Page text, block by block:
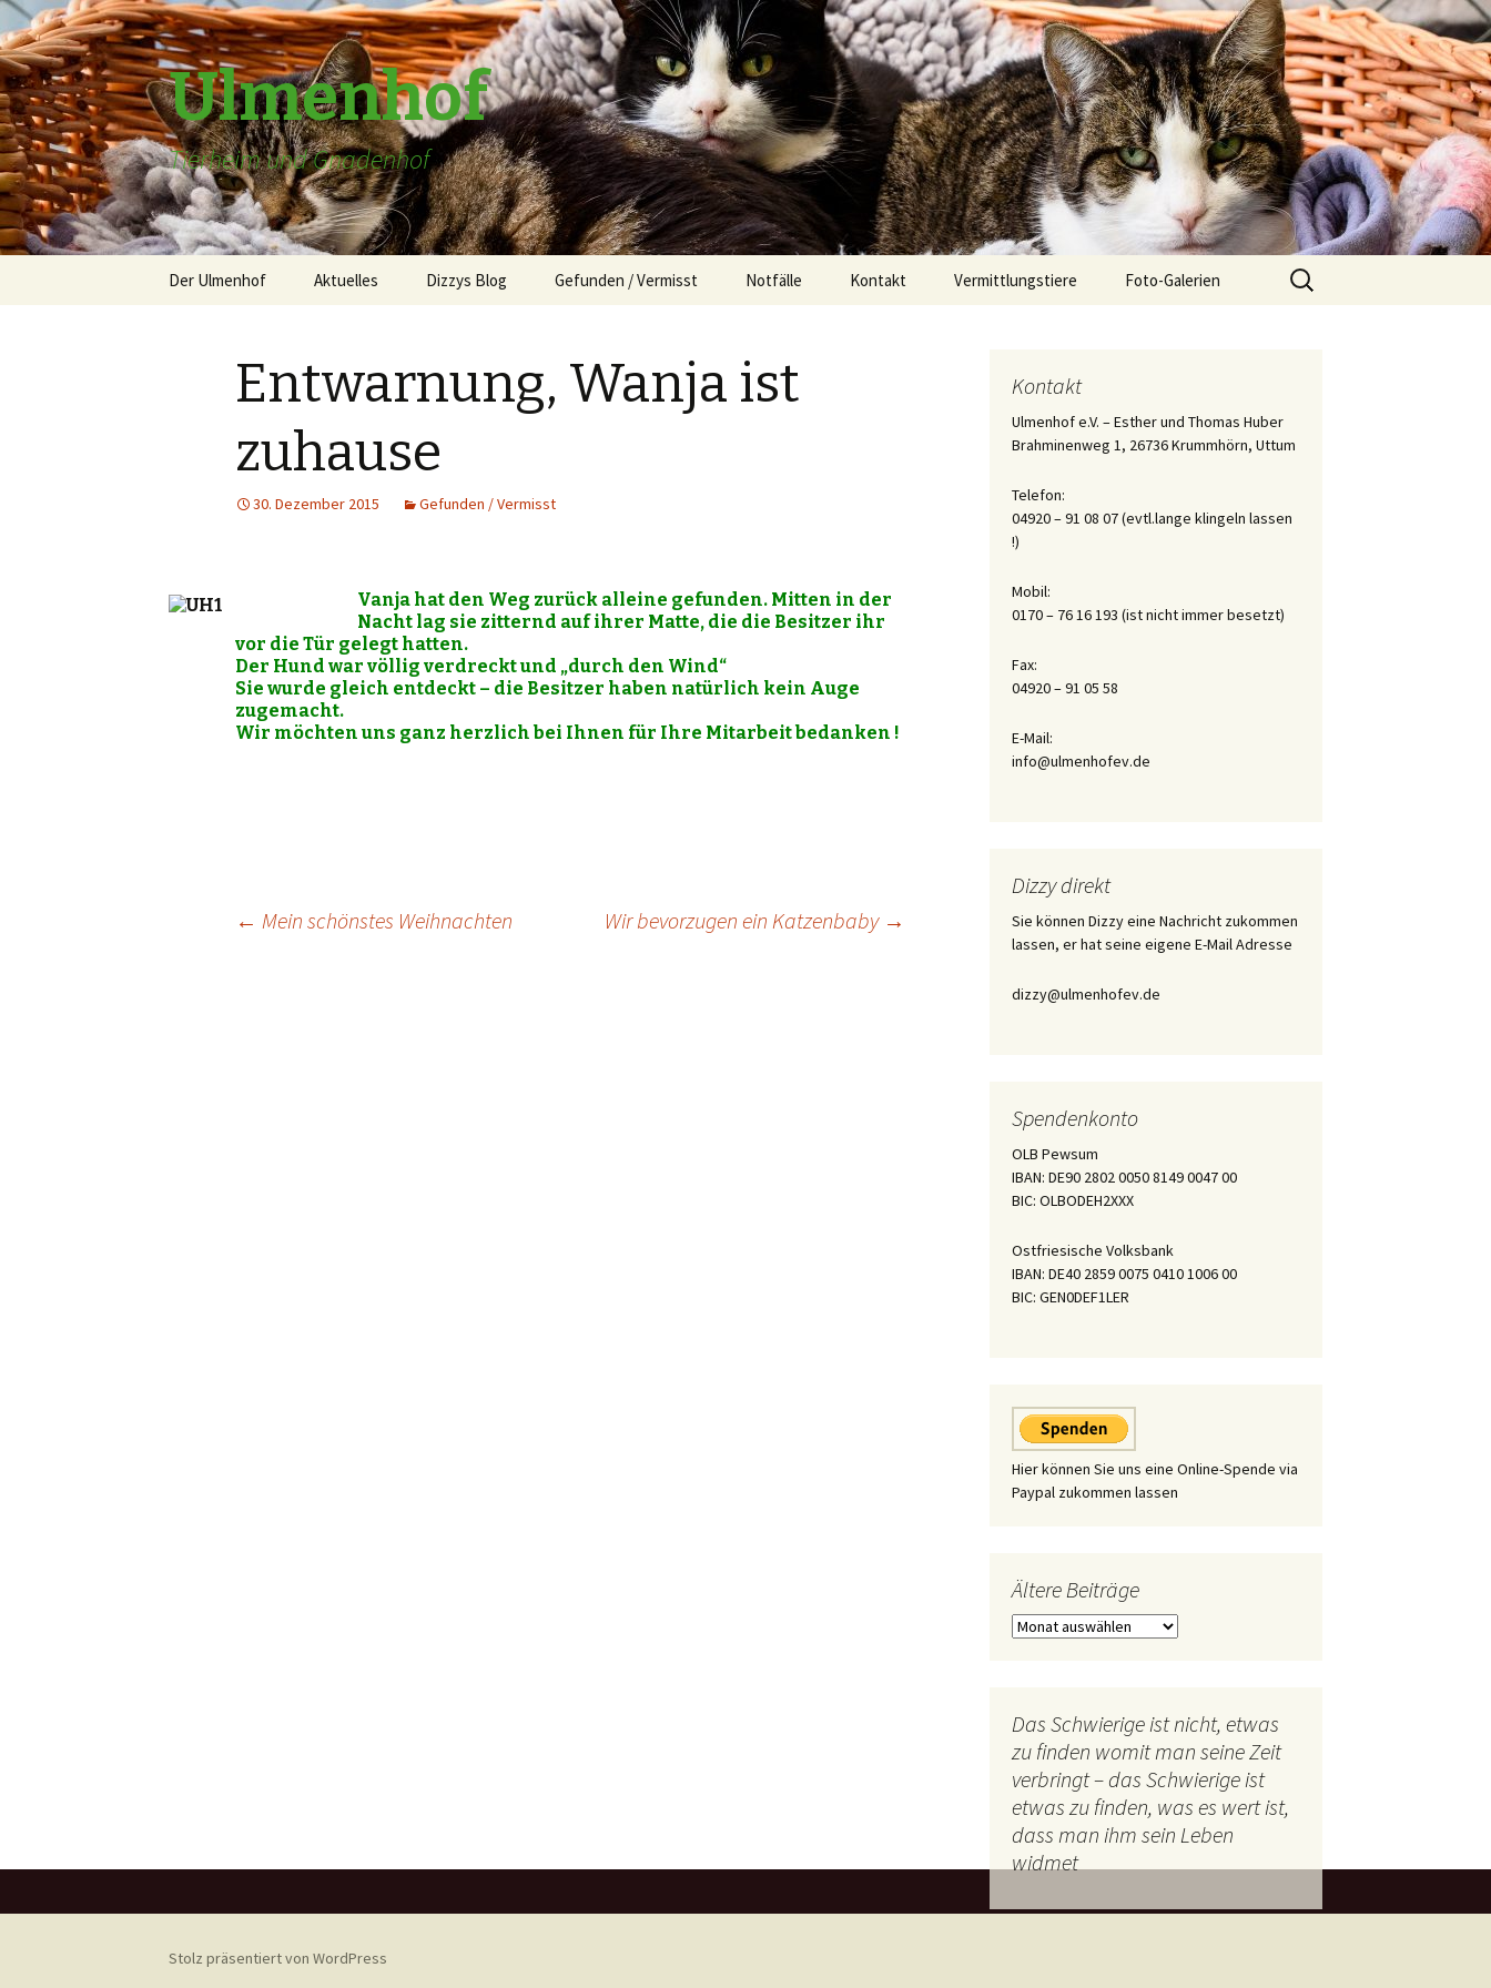
Ulmenhof
Tierheim und Gnadenhof
Der Ulmenhof Aktuelles Dizzys Blog Gefunden / Vermisst Notfälle Kontakt Vermittlungstiere
Erfolgsgeschichten
Foto-Galerien
Die Aufzucht von
Katerchen „Eisi Gulp“
Suchen
nach:
Entwarnung, Wanja ist
zuhause
30. Dezember 2015 Gefunden / Vermisst
Vanja hat den Weg zurück alleine gefunden. Mitten in der
Nacht lag sie zitternd auf ihrer Matte, die die Besitzer ihr
vor die Tür gelegt hatten.
Der Hund war völlig verdreckt und „durch den Wind“
Sie wurde gleich entdeckt – die Besitzer haben natürlich kein Auge
zugemacht.
Wir möchten uns ganz herzlich bei Ihnen für Ihre Mitarbeit bedanken !
← Mein schönstes Weihnachten Wir bevorzugen ein Katzenbaby →
Kontakt
Ulmenhof e.V. – Esther und Thomas Huber
Brahminenweg 1, 26736 Krummhörn, Uttum
Telefon:
04920 – 91 08 07 (evtl.lange klingeln lassen
!)
Mobil:
0170 – 76 16 193 (ist nicht immer besetzt)
Fax:
04920 – 91 05 58
E-Mail:
info@ulmenhofev.de
Dizzy direkt
Sie können Dizzy eine Nachricht zukommen
lassen, er hat seine eigene E-Mail Adresse
dizzy@ulmenhofev.de
Spendenkonto
OLB Pewsum
IBAN: DE90 2802 0050 8149 0047 00
BIC: OLBODEH2XXX
Ostfriesische Volksbank
IBAN: DE40 2859 0075 0410 1006 00
BIC: GEN0DEF1LER
Hier können Sie uns eine Online-Spende via
Paypal zukommen lassen
Ältere Beiträge
Ältere
Das Schwierige ist nicht, etwas
zu finden womit man seine Zeit
verbringt – das Schwierige ist
etwas zu finden, was es wert ist,
dass man ihm sein Leben
widmet
Stolz präsentiert von WordPress